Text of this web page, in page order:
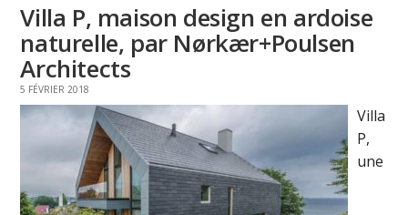
Villa P, maison design en ardoise
naturelle, par Nørkær+Poulsen
Architects
5 FÉVRIER 2018
Villa
P,
une